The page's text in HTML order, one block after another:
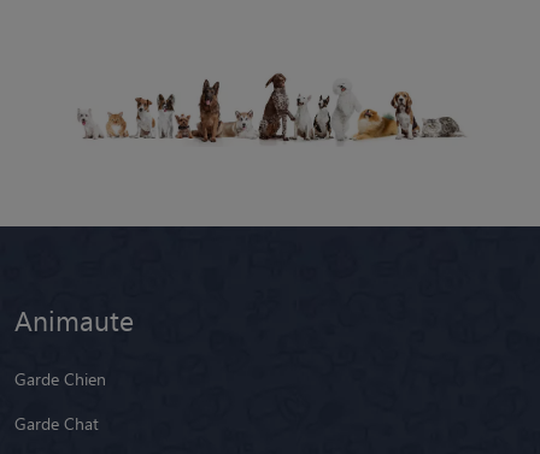
Animaute
Garde Chien
Garde Chat